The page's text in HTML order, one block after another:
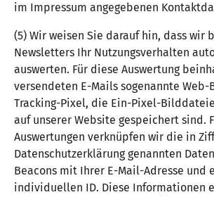
im Impressum angegebenen
(5) Wir weisen Sie darauf hin, dass wir
Newsletters Ihr Nutzungsverhalten
auswerten. Für diese Auswertung
versendeten E-Mails sogenannte Web-
Tracking-Pixel, die Ein-Pixel-
auf unserer Website gespeichert sind.
Auswertungen verknüpfen wir die in
Datenschutzerklärung genannten
Beacons mit Ihrer E-Mail-Adresse und
individuellen ID. Diese Informationen